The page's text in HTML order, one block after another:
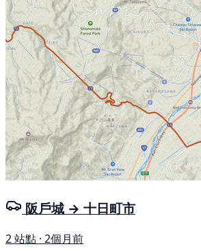
阪戶城 → 十日町市
2 站點 · 2個月前